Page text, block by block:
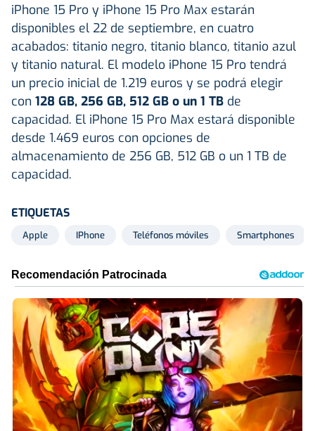
iPhone 15 Pro y iPhone 15 Pro Max estarán
disponibles el 22 de septiembre, en cuatro
acabados: titanio negro, titanio blanco, titanio azul
y titanio natural. El modelo iPhone 15 Pro tendrá
un precio inicial de 1.219 euros y se podrá elegir
con 128 GB, 256 GB, 512 GB o un 1 TB de
capacidad. El iPhone 15 Pro Max estará disponible
desde 1.469 euros con opciones de
almacenamiento de 256 GB, 512 GB o un 1 TB de
capacidad.
ETIQUETAS
Apple IPhone Teléfonos móviles Smartphones